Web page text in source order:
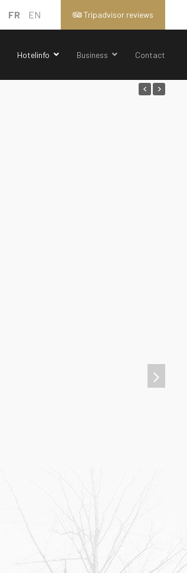
Tripadvisor reviews
FR EN
Hotelinfo Business Contact